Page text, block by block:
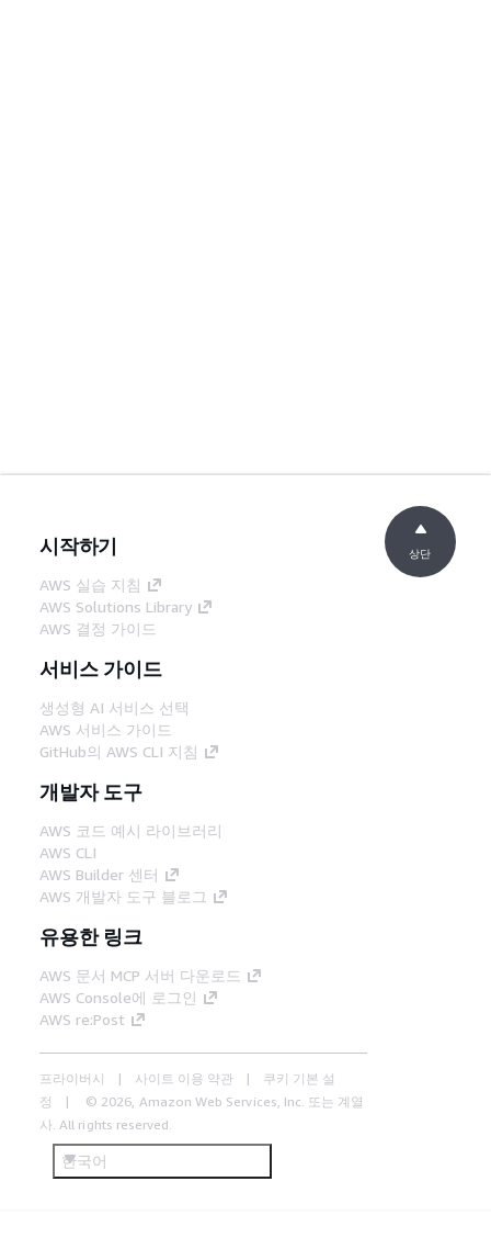
시작하기
AWS 실습 지침
AWS Solutions Library
AWS 결정 가이드
서비스 가이드
생성형 AI 서비스 선택
AWS 서비스 가이드
GitHub의 AWS CLI 지침
개발자 도구
AWS 코드 예시 라이브러리
AWS CLI
AWS Builder 센터
AWS 개발자 도구 블로그
유용한 링크
AWS 문서 MCP 서버 다운로드
AWS Console에 로그인
AWS re:Post
프라이버시 사이트 이용 약관
쿠키 기본 설
정
© 2026, Amazon Web Services, Inc. 또는 계열
사. All rights reserved.
한국어
상단